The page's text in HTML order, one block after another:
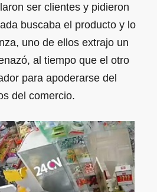
ser clientes y pidieron
buscaba el producto y lo
uno de ellos extrajo un
al tiempo que el otro
para apoderarse del
del comercio.